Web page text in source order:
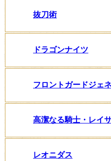
抜刀術
ドラゴンナイツ
フロントガードジェ
高潔なる騎士・レイ
レオニダス